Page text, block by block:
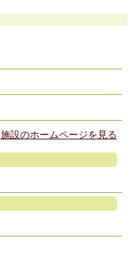
施設のホームページを見る